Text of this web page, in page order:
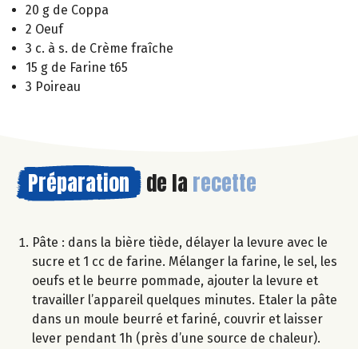
20 g de Coppa
2 Oeuf
3 c. à s. de Crème fraîche
15 g de Farine t65
3 Poireau
Préparation de la recette
Pâte : dans la bière tiède, délayer la levure avec le
sucre et 1 cc de farine. Mélanger la farine, le sel, les
oeufs et le beurre pommade, ajouter la levure et
travailler l’appareil quelques minutes. Etaler la pâte
dans un moule beurré et fariné, couvrir et laisser
lever pendant 1h (près d’une source de chaleur).